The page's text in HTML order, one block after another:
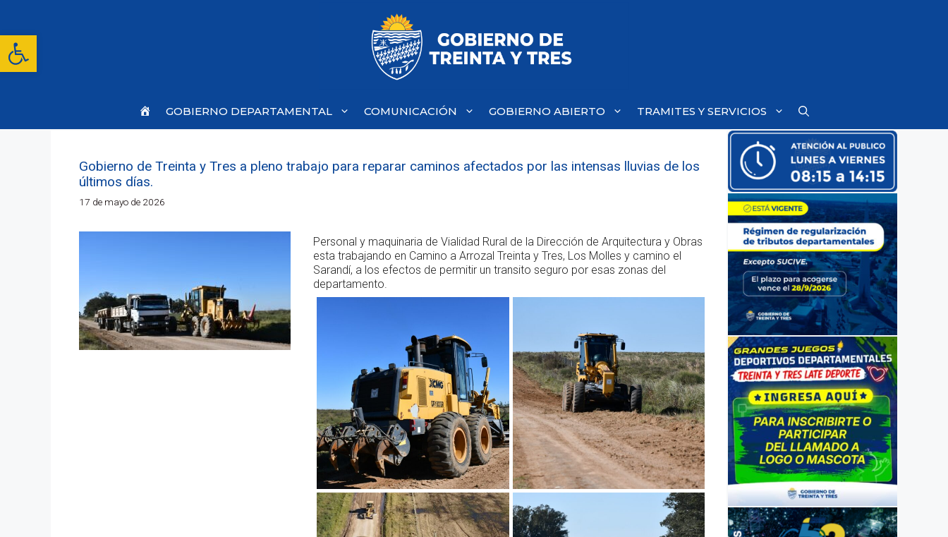
Abrir barra de herramientas
contenido
Inicio
GOBIERNO DEPARTAMENTAL COMUNICACIÓN GOBIERNO ABIERTO TRAMITES Y SERVICIOS
Gobierno de Treinta y Tres a pleno trabajo para reparar caminos afectados por las intensas lluvias de los
últimos días.
17 de mayo de 2026
Personal y maquinaria de Vialidad Rural de la Dirección de Arquitectura y Obras
esta trabajando en Camino a Arrozal Treinta y Tres, Los Molles y camino el
Sarandí, a los efectos de permitir un transito seguro por esas zonas del
departamento.